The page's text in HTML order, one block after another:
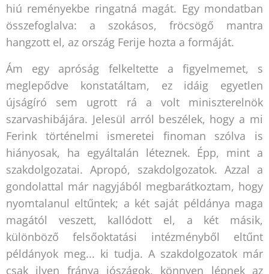
hiú reményekbe ringatná magát. Egy mondatban
összefoglalva: a szokásos, fröcsögő mantra
hangzott el, az ország Ferije hozta a formáját.
Ám egy apróság felkeltette a figyelmemet, s
meglepődve konstatáltam, ez idáig egyetlen
újságíró sem ugrott rá a volt miniszterelnök
szarvashibájára. Jelesül arról beszélek, hogy a mi
Ferink történelmi ismeretei finoman szólva is
hiányosak, ha egyáltalán léteznek. Épp, mint a
szakdolgozatai. Apropó, szakdolgozatok. Azzal a
gondolattal már nagyjából megbarátkoztam, hogy
nyomtalanul eltűntek; a két saját példánya maga
magától veszett, kallódott el, a két másik,
különböző felsőoktatási intézményből eltűnt
példányok meg... ki tudja. A szakdolgozatok már
csak ilyen fránya jószágok, könnyen lépnek az